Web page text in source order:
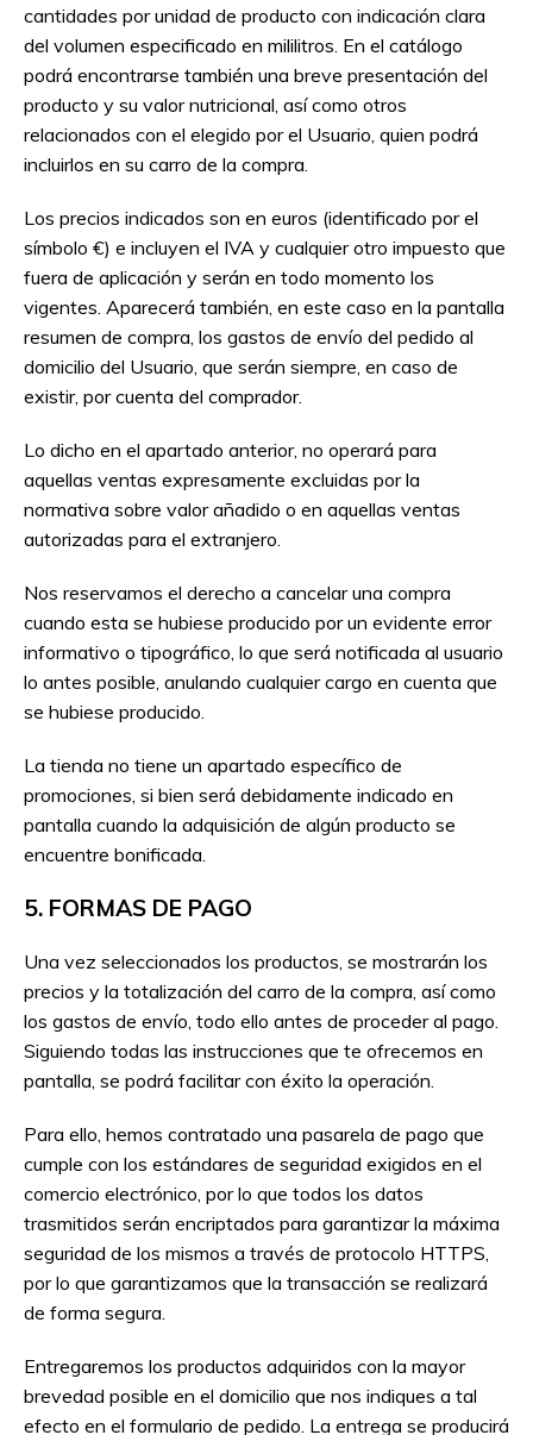
cantidades por unidad de producto con indicación clara
del volumen especificado en mililitros. En el catálogo
podrá encontrarse también una breve presentación del
producto y su valor nutricional, así como otros
relacionados con el elegido por el Usuario, quien podrá
incluirlos en su carro de la compra.
Los precios indicados son en euros (identificado por el
símbolo €) e incluyen el IVA y cualquier otro impuesto que
fuera de aplicación y serán en todo momento los
vigentes. Aparecerá también, en este caso en la pantalla
resumen de compra, los gastos de envío del pedido al
domicilio del Usuario, que serán siempre, en caso de
existir, por cuenta del comprador.
Lo dicho en el apartado anterior, no operará para
aquellas ventas expresamente excluidas por la
normativa sobre valor añadido o en aquellas ventas
autorizadas para el extranjero.
Nos reservamos el derecho a cancelar una compra
cuando esta se hubiese producido por un evidente error
informativo o tipográfico, lo que será notificada al usuario
lo antes posible, anulando cualquier cargo en cuenta que
se hubiese producido.
La tienda no tiene un apartado específico de
promociones, si bien será debidamente indicado en
pantalla cuando la adquisición de algún producto se
encuentre bonificada.
5. FORMAS DE PAGO
Una vez seleccionados los productos, se mostrarán los
precios y la totalización del carro de la compra, así como
los gastos de envío, todo ello antes de proceder al pago.
Siguiendo todas las instrucciones que te ofrecemos en
pantalla, se podrá facilitar con éxito la operación.
Para ello, hemos contratado una pasarela de pago que
cumple con los estándares de seguridad exigidos en el
comercio electrónico, por lo que todos los datos
trasmitidos serán encriptados para garantizar la máxima
seguridad de los mismos a través de protocolo HTTPS,
por lo que garantizamos que la transacción se realizará
de forma segura.
Entregaremos los productos adquiridos con la mayor
brevedad posible en el domicilio que nos indiques a tal
efecto en el formulario de pedido. La entrega se producirá